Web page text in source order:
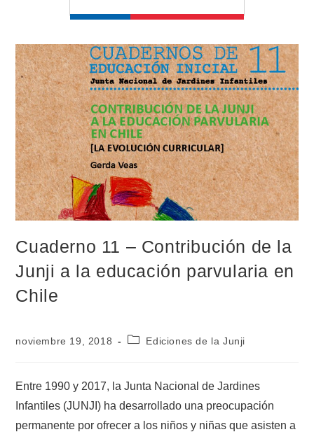
Cuaderno 11 – Contribución de la
Junji a la educación parvularia en
Chile
noviembre 19, 2018 Ediciones de la Junji
Entre 1990 y 2017, la Junta Nacional de Jardines
Infantiles (JUNJI) ha desarrollado una preocupación
permanente por ofrecer a los niños y niñas que asisten a